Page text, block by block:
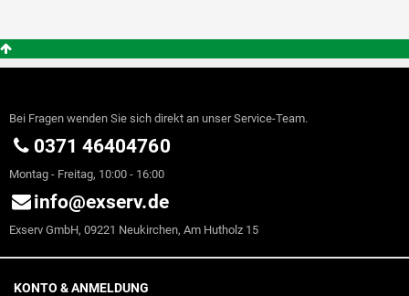
Bei Fragen wenden Sie sich direkt an unser Service-Team.
0371 46404760
Montag - Freitag, 10:00 - 16:00
info@exserv.de
Exserv GmbH, 09221 Neukirchen, Am Hutholz 15
KONTO & ANMELDUNG